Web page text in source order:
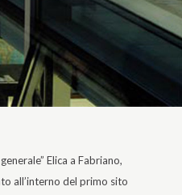
Elica a Fabriano,
all’interno del primo sito